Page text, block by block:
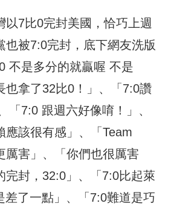
以7比0完封美國，恰巧上週
也被7:0完封，底下網友洗版
不是多分的就贏喔 不是
也拿了32比0！」、「7:0讚
「7:0 跟週六好像唷！」、
應該很有感」、「Team
厲害」、「你們也很厲害
完封，32:0」、「7:0比起萊
差了一點」、「7:0難道是巧